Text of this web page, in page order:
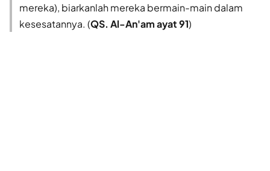
mereka), biarkanlah mereka bermain-main dalam
kesesatannya. (QS. Al-An'am ayat 91)